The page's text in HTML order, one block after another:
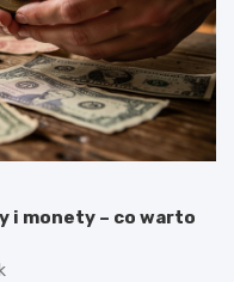
i monety – co warto